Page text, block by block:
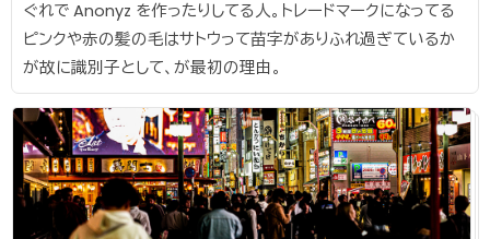
ぐれで Anonyz を作ったりしてる人。トレードマークになってる
ピンクや赤の髪の毛はサトウって苗字がありふれ過ぎているか
が故に識別子として、が最初の理由。